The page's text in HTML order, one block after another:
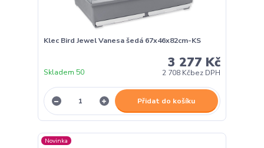
Klec Bird Jewel Vanesa šedá 67x46x82cm-KS
3 277 Kč
2 708 Kčbez DPH
Skladem 50
Přidat do košíku
Novinka